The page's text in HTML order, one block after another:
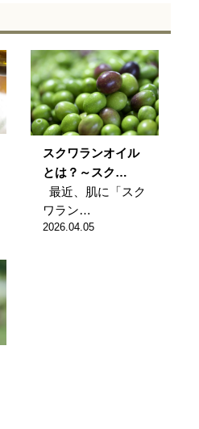
スクワランオイル
とは？～スク…
最近、肌に「スク
ワラン…
2026.04.05